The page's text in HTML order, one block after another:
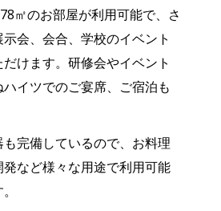
㎡のお部屋が利用可能で、さ
会、会合、学校のイベント
けます。研修会やイベント
イツでのご宴席、ご宿泊も
も完備しているので、お料理
など様々な用途で利用可能